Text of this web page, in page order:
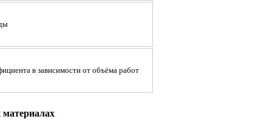
в зависимости от объёма работ
материалах